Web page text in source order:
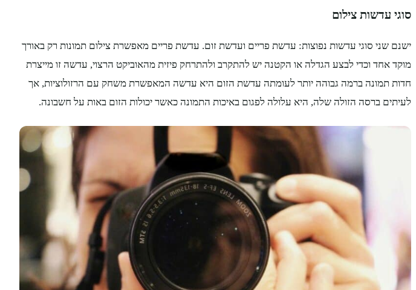
סוגי עדשות צילום
ישנם שני סוגי עדשות נפוצות: עדשת פריים ועדשת זום. עדשת פריים מאפשרת צילום תמונות רק באורך
מוקד אחד וכדי לבצע הגדלה או הקטנה יש להתקרב ולהתרחק פיזית מהאוביקט הרצוי, עדשה זו מייצרת
חדות תמונה ברמה גבוהה יותר לעומתה עדשת הזום היא עדשה המאפשרת משחק עם הרזולוציות, אך
לעיתים ברסה הזולה שלה, היא עלולה לפגום באיכות התמונה כאשר יכולות הזום באות על חשבונה.